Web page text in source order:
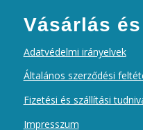
Vásárlás
Adatvédelmi irányelvek
Általános szerződési
Fizetési és szállítási
Impresszum